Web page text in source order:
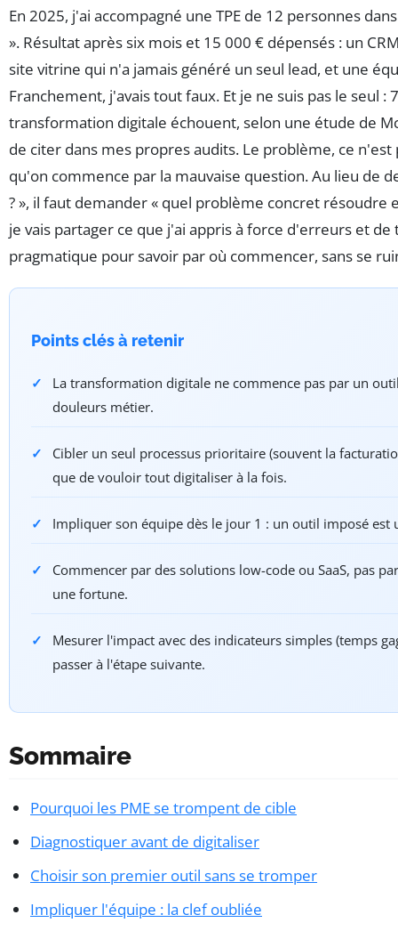
En 2025, j'ai accompagné une TPE de 12 personnes
». Résultat après six mois et 15 000 € dépensés : un
site vitrine qui n'a jamais généré un seul lead, et une
Franchement, j'avais tout faux. Et je ne suis pas le seul :
transformation digitale échouent, selon une étude de
de citer dans mes propres audits. Le problème, ce n'est
qu'on commence par la mauvaise question. Au lieu de
? », il faut demander « quel problème concret résoudre
je vais partager ce que j'ai appris à force d'erreurs et
pragmatique pour savoir par où commencer, sans se
Points clés à retenir
La transformation digitale ne commence pas par un
douleurs métier.
Cibler un seul processus prioritaire (souvent la
que de vouloir tout digitaliser à la fois.
Impliquer son équipe dès le jour 1 : un outil imposé est
Commencer par des solutions low-code ou SaaS, pas
une fortune.
Mesurer l'impact avec des indicateurs simples (temps
passer à l'étape suivante.
Sommaire
Pourquoi les PME se trompent de cible
Diagnostiquer avant de digitaliser
Choisir son premier outil sans se tromper
Impliquer l'équipe : la clef oubliée